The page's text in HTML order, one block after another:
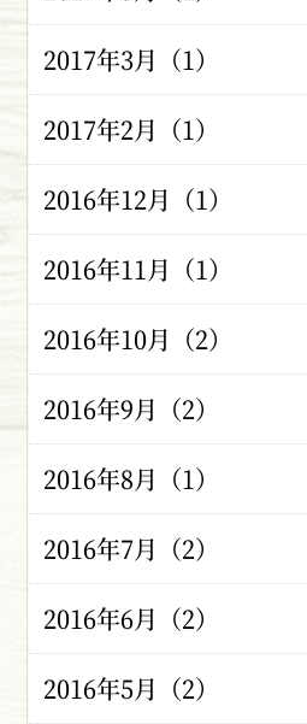
2017年3月（1）
2017年2月（1）
2016年12月（1）
2016年11月（1）
2016年10月（2）
2016年9月（2）
2016年8月（1）
2016年7月（2）
2016年6月（2）
2016年5月（2）